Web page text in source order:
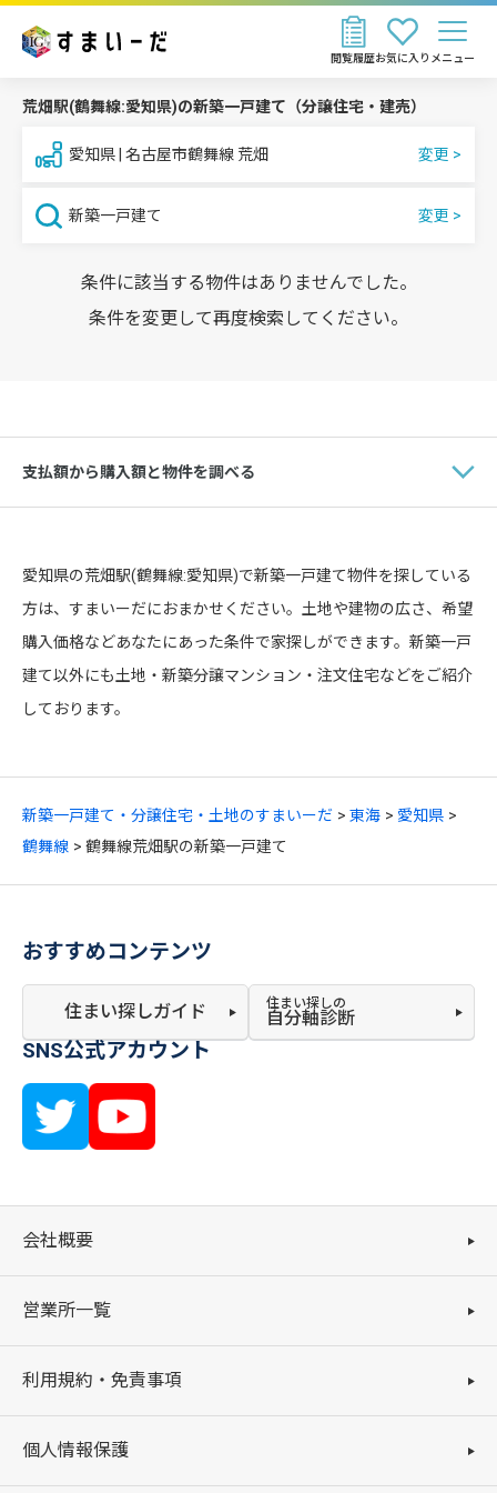
お気に入り
閲覧履歴 メニュー
新築一戸建て・分譲住宅・土地のすまいーだ 東海
愛知県
鶴舞線
鶴舞線荒畑駅の新築一戸建て
荒畑駅(鶴舞線:愛知県)の新築一戸建て（分譲住宅・建売）
愛知県 | 名古屋市鶴舞線 荒畑
新築一戸建て
条件に該当する物件はありませんでした。
条件を変更して再度検索してください。
支払額から購入額と物件を調べる
愛知県の荒畑駅(鶴舞線:愛知県)で新築一戸建て物件を探している
方は、すまいーだにおまかせください。土地や建物の広さ、希望
購入価格などあなたにあった条件で家探しができます。新築一戸
建て以外にも土地・新築分譲マンション・注文住宅などをご紹介
しております。
おすすめコンテンツ
住まい探しガイド 住まい探しの
自分軸診断
SNS公式アカウント
会社概要
営業所一覧
利用規約・免責事項
個人情報保護